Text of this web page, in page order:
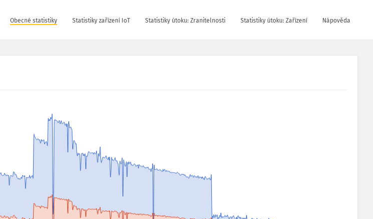
Obecné statistiky Statistiky zařízení IoT Statistiky útoku: Zranitelnosti Statistiky útoku: Zařízení Nápověda